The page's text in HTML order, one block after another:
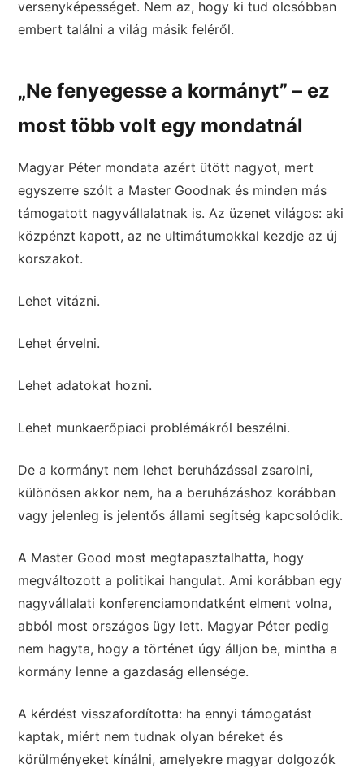
versenyképességet. Nem az, hogy ki tud olcsóbban
embert találni a világ másik feléről.
„Ne fenyegesse a kormányt” – ez
most több volt egy mondatnál
Magyar Péter mondata azért ütött nagyot, mert
egyszerre szólt a Master Goodnak és minden más
támogatott nagyvállalatnak is. Az üzenet világos: aki
közpénzt kapott, az ne ultimátumokkal kezdje az új
korszakot.
Lehet vitázni.
Lehet érvelni.
Lehet adatokat hozni.
Lehet munkaerőpiaci problémákról beszélni.
De a kormányt nem lehet beruházással zsarolni,
különösen akkor nem, ha a beruházáshoz korábban
vagy jelenleg is jelentős állami segítség kapcsolódik.
A Master Good most megtapasztalhatta, hogy
megváltozott a politikai hangulat. Ami korábban egy
nagyvállalati konferenciamondatként elment volna,
abból most országos ügy lett. Magyar Péter pedig
nem hagyta, hogy a történet úgy álljon be, mintha a
kormány lenne a gazdaság ellensége.
A kérdést visszafordította: ha ennyi támogatást
kaptak, miért nem tudnak olyan béreket és
körülményeket kínálni, amelyekre magyar dolgozók